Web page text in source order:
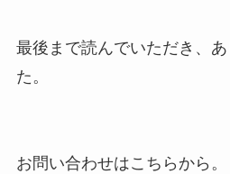
最後まで読んでいただき、
た。
お問い合わせはこちらから。